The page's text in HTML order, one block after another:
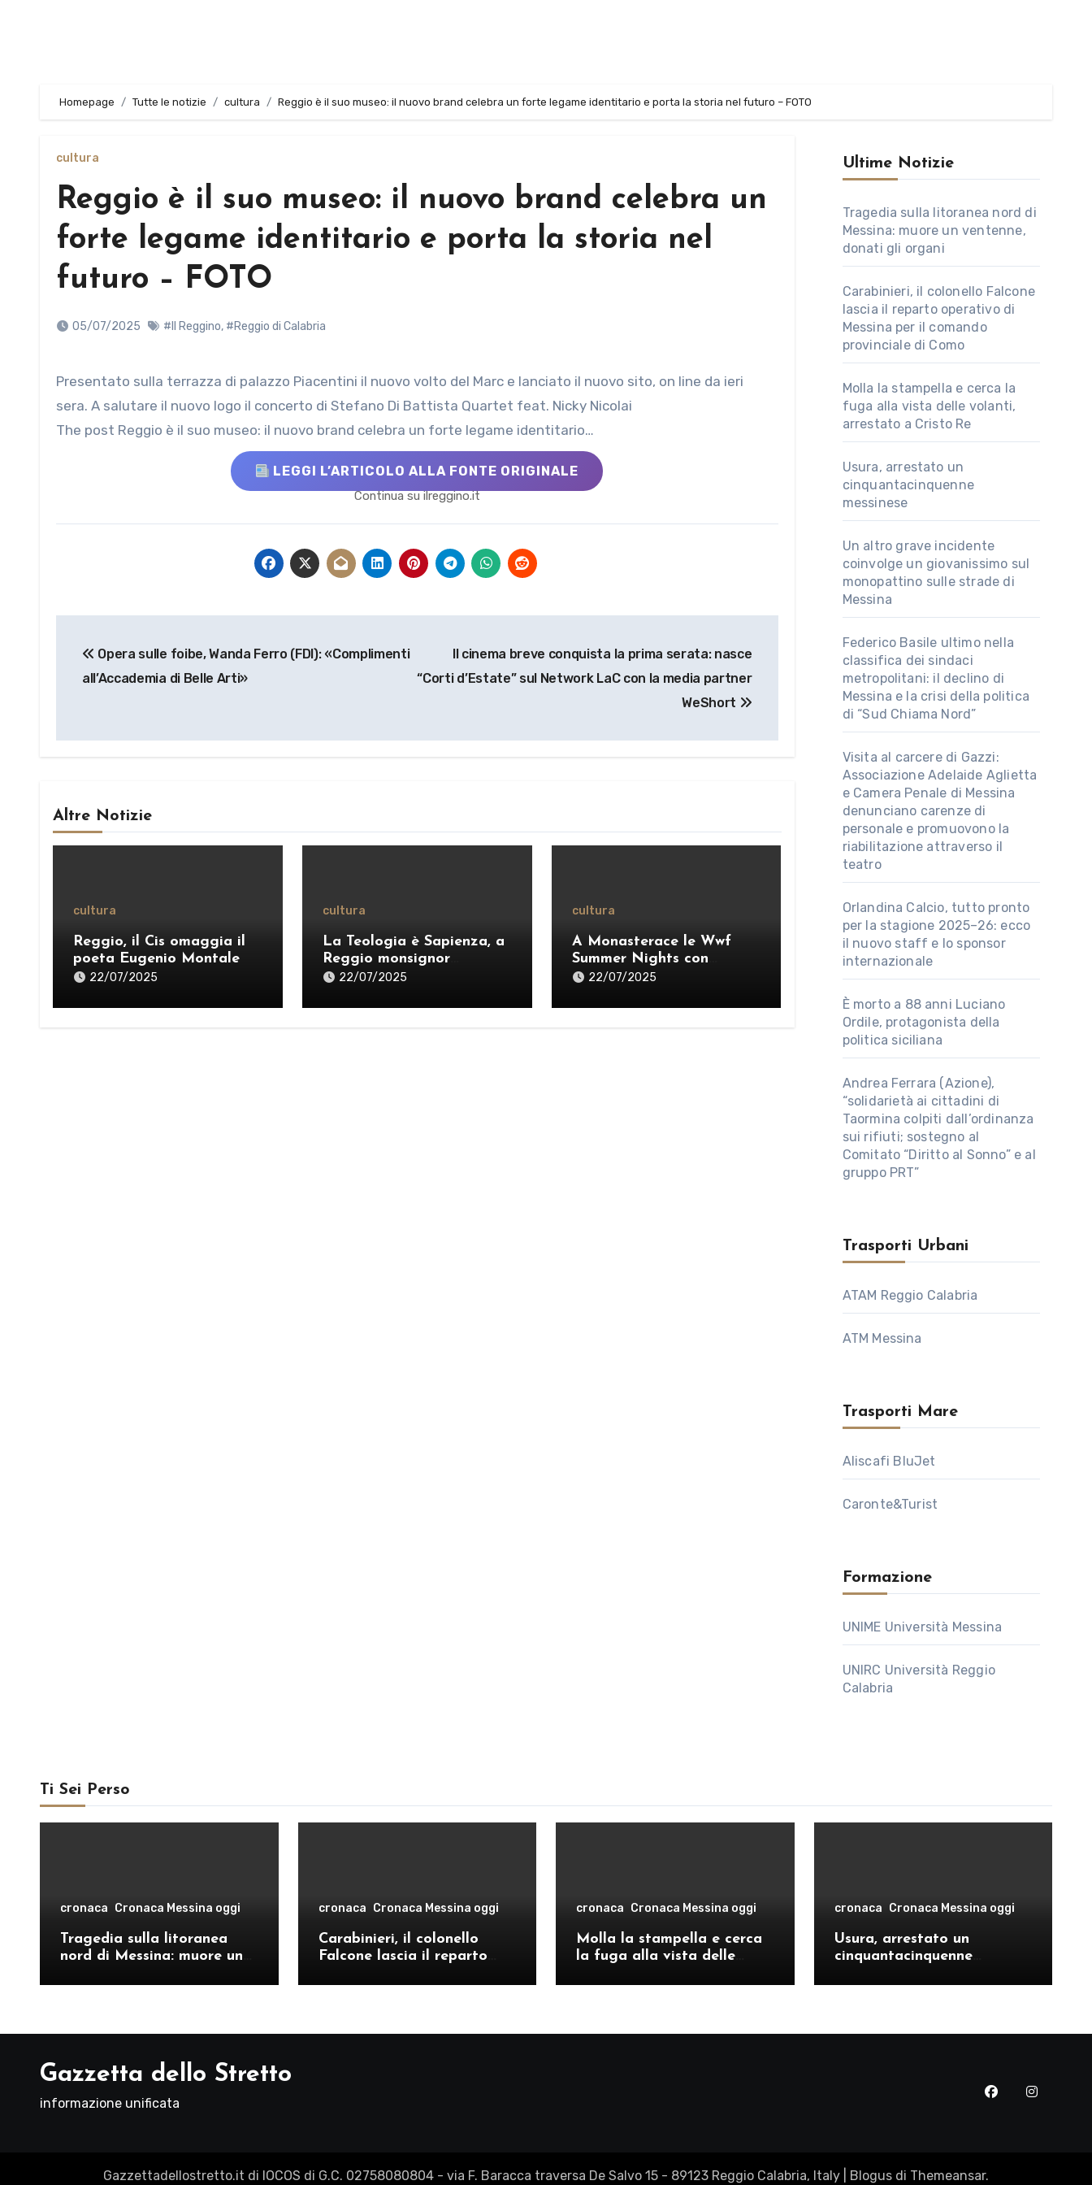
Homepage Tutte le notizie cultura Reggio è il suo museo: il nuovo brand celebra un forte legame identitario e porta la storia nel futuro – FOTO
cultura
Reggio è il suo museo: il nuovo brand celebra un
forte legame identitario e porta la storia nel
futuro – FOTO
05/07/2025 #Il Reggino, #Reggio di Calabria
Presentato sulla terrazza di palazzo Piacentini il nuovo volto del Marc e lanciato il nuovo sito, on line da ieri
sera. A salutare il nuovo logo il concerto di Stefano Di Battista Quartet feat. Nicky Nicolai
The post Reggio è il suo museo: il nuovo brand celebra un forte legame identitario…
LEGGI L’ARTICOLO ALLA FONTE ORIGINALE
Continua su ilreggino.it
articoli
Opera sulle foibe, Wanda Ferro (FDI): «Complimenti
all’Accademia di Belle Arti»
Il cinema breve conquista la prima serata: nasce
“Corti d’Estate” sul Network LaC con la media partner
WeShort
Altre Notizie
cultura
Reggio, il Cis omaggia il
poeta Eugenio Montale
22/07/2025
cultura
La Teologia è Sapienza, a
Reggio monsignor
Staglianò: «Ripensare il
una “ragione credente”» –
22/07/2025
cultura
A Monasterace le Wwf
Summer Nights con
Dardust, Sarafine e Pau
22/07/2025
Ultime Notizie
Tragedia sulla litoranea nord di
Messina: muore un ventenne,
donati gli organi
Carabinieri, il colonello Falcone
lascia il reparto operativo di
Messina per il comando
provinciale di Como
Molla la stampella e cerca la
fuga alla vista delle volanti,
arrestato a Cristo Re
Usura, arrestato un
cinquantacinquenne
messinese
Un altro grave incidente
coinvolge un giovanissimo sul
monopattino sulle strade di
Messina
Federico Basile ultimo nella
classifica dei sindaci
metropolitani: il declino di
Messina e la crisi della politica
di “Sud Chiama Nord”
Visita al carcere di Gazzi:
Associazione Adelaide Aglietta
e Camera Penale di Messina
denunciano carenze di
personale e promuovono la
riabilitazione attraverso il
teatro
Orlandina Calcio, tutto pronto
per la stagione 2025–26: ecco
il nuovo staff e lo sponsor
internazionale
È morto a 88 anni Luciano
Ordile, protagonista della
politica siciliana
Andrea Ferrara (Azione),
“solidarietà ai cittadini di
Taormina colpiti dall’ordinanza
sui rifiuti; sostegno al
Comitato “Diritto al Sonno” e al
gruppo PRT”
Trasporti Urbani
ATAM Reggio Calabria
ATM Messina
Trasporti Mare
Aliscafi BluJet
Caronte&Turist
Formazione
UNIME Università Messina
UNIRC Università Reggio
Calabria
Ti Sei Perso
cronaca Cronaca Messina oggi
Tragedia sulla litoranea
nord di Messina: muore un
cronaca Cronaca Messina oggi
Carabinieri, il colonello
Falcone lascia il reparto
comando provinciale di
cronaca Cronaca Messina oggi
Molla la stampella e cerca
la fuga alla vista delle
Re
cronaca Cronaca Messina oggi
Usura, arrestato un
cinquantacinquenne
Gazzetta dello Stretto
informazione unificata
Gazzettadellostretto.it di IOCOS di G.C. 02758080804 - via F. Baracca traversa De Salvo 15 - 89123 Reggio Calabria, Italy Blogus di Themeansar.